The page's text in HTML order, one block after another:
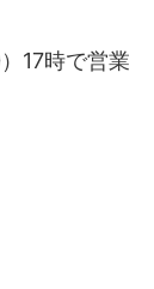
17時で営業